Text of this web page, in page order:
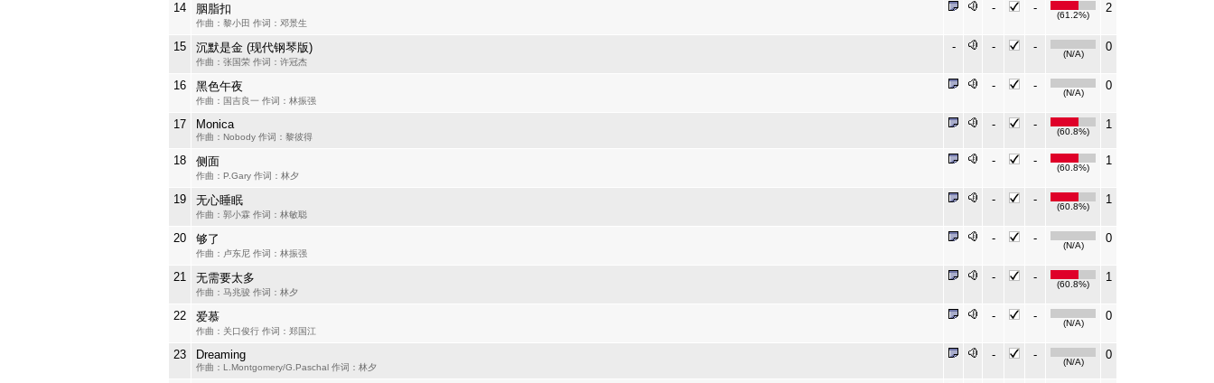
14 胭脂扣
作曲：黎小田 作词：邓景生
- -
(61.2%)
2
15 沉默是金 (现代钢琴版)
作曲：张国荣 作词：许冠杰
- - -
(N/A)
0
16 黑色午夜
作曲：国吉良一 作词：林振强
- -
(N/A)
0
17 Monica
作曲：Nobody 作词：黎彼得
- -
(60.8%)
1
18 侧面
作曲：P.Gary 作词：林夕
- -
(60.8%)
1
19 无心睡眠
作曲：郭小霖 作词：林敏聪
- -
(60.8%)
1
20 够了
作曲：卢东尼 作词：林振强
- -
(N/A)
0
21 无需要太多
作曲：马兆骏 作词：林夕
- -
(60.8%)
1
22 爱慕
作曲：关口俊行 作词：郑国江
- -
(N/A)
0
23 Dreaming
作曲：L.Montgomery/G.Paschal 作词：林夕
- -
(N/A)
0